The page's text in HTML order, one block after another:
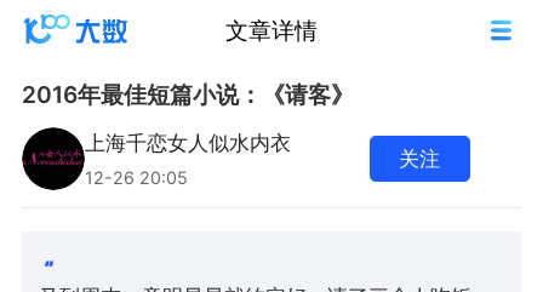
文章详情
2016年最佳短篇小说：《请客》
上海千恋女人似水内衣
12-26 20:05
关注